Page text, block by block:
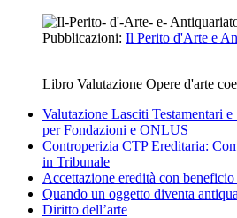
Pubblicazioni: Il Perito d'Arte e
Libro Valutazione Opere d'arte
Valutazione Lasciti Testamentari
per Fondazioni e ONLUS
Controperizia CTP Ereditaria:
in Tribunale
Accettazione eredità con
Quando un oggetto diventa
Diritto dell’arte